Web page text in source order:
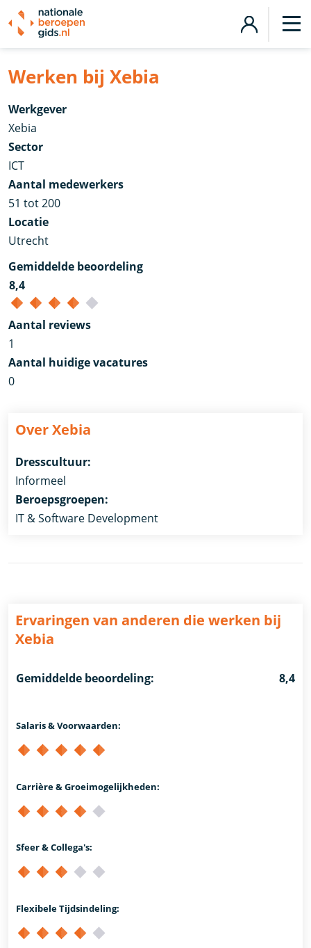
Werken bij Xebia
Werkgever
Xebia
Sector
ICT
Aantal medewerkers
51 tot 200
Locatie
Utrecht
Gemiddelde beoordeling
8,4
Aantal reviews
1
Aantal huidige vacatures
0
Over Xebia
Dresscultuur:
Informeel
Beroepsgroepen:
IT & Software Development
Ervaringen van anderen die werken bij
Xebia
Gemiddelde beoordeling: 8,4
Salaris & Voorwaarden:
Carrière & Groeimogelijkheden:
Sfeer & Collega's:
Flexibele Tijdsindeling: